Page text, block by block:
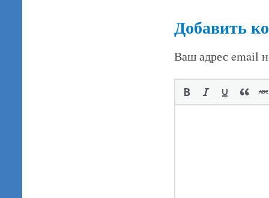
Добавить
Ваш адрес email